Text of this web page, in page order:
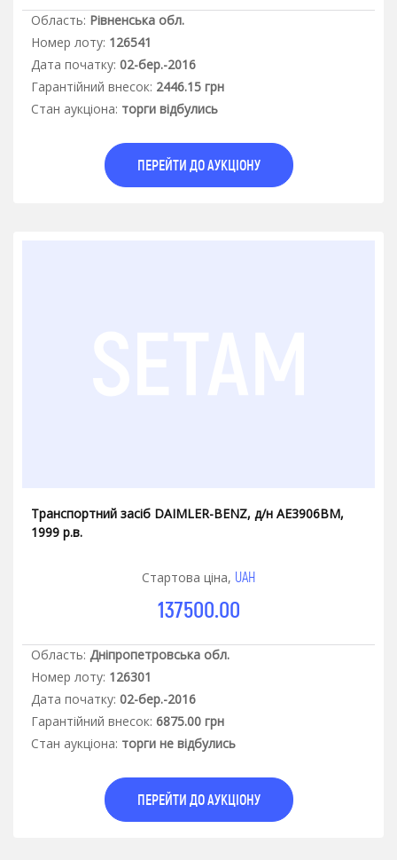
Область: Рівненська обл.
Номер лоту: 126541
Дата початку: 02-бер.-2016
Гарантiйний внесок: 2446.15 грн
Стан аукцiона: торги відбулись
ПЕРЕЙТИ ДО АУКЦІОНУ
Транспортний засіб DAIMLER-BENZ, д/н АЕ3906ВМ,
1999 р.в.
Стартова ціна, UAH
137500.00
Область: Дніпропетровська обл.
Номер лоту: 126301
Дата початку: 02-бер.-2016
Гарантiйний внесок: 6875.00 грн
Стан аукцiона: торги не відбулись
ПЕРЕЙТИ ДО АУКЦІОНУ